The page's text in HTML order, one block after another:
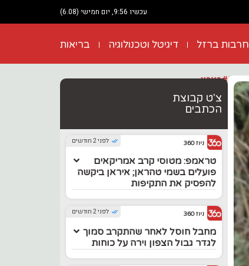
עכשיו 9:56, יום חמישי (6.08)
חרבות ברזל דיגיטל וטכנולוגיה בריאות
#בארץ
צ'ט קבוצת
הכתבים
לפני 2 חודשים ניוז 360
טראמפ: מטוסי קרב אמריקאים
פועלים בשמי טהראן; איראן ביקשה
להפסיק את התקיפות
לפני 2 חודשים ניוז 360
מחבל חוסל לאחר שהתקרב סמוך
לגדר גבול הצפון וירה על כוחות